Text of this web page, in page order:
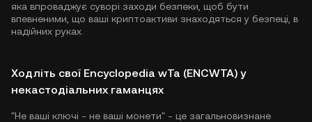
яка впроваджує суворі заходи безпеки, щоб бути
впевненими, що ваші криптоактиви знаходяться у безпеці, в
надійних руках.
Ходліть свої Encyclopedia wTa (ENCWTA) у
некастодіальних гаманцях
"Не ваші ключі - не ваші монети" - це загальновизнане